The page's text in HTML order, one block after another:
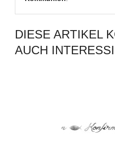
DIESE ARTIKEL
AUCH